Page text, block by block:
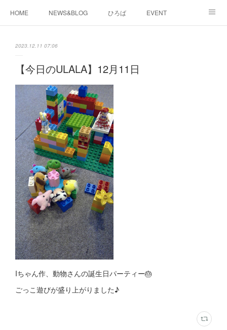
HOME NEWS&BLOG ひろば EVENT
2023.12.11 07:06
【今日のULALA】12月11日
Iちゃん作、動物さんの誕生日パーティー🎂
ごっこ遊びが盛り上がりました♪